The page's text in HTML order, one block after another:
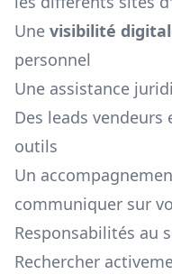
Une visibilité
personnel
Une assistance
Des leads vendeurs
outils
Un
communiquer sur
Responsabilités au
Rechercher